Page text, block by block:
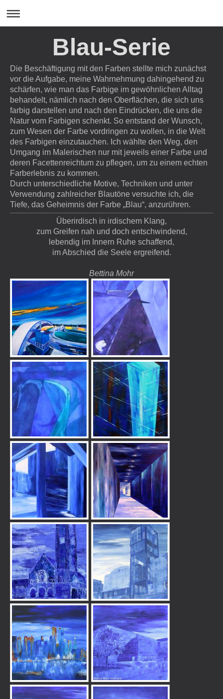
Blau-Serie
Die Beschäftigung mit den Farben stellte mich zunächst
vor die Aufgabe, meine Wahrnehmung dahingehend zu
schärfen, wie man das Farbige im gewöhnlichen Alltag
behandelt, nämlich nach den Oberflächen, die sich uns
farbig darstellen und nach den Eindrücken, die uns die
Natur vom Farbigen schenkt. So entstand der Wunsch,
zum Wesen der Farbe vordringen zu wollen, in die Welt
des Farbigen einzutauchen. Ich wählte den Weg, den
Umgang im Malerischen nur mit jeweils einer Farbe und
deren Facettenreichtum zu pflegen, um zu einem echten
Farberlebnis zu kommen.
Durch unterschiedliche Motive, Techniken und unter
Verwendung zahlreicher Blautöne versuchte ich, die
Tiefe, das Geheimnis der Farbe „Blau“, anzurühren.
Überirdisch in irdischem Klang,
zum Greifen nah und doch entschwindend,
lebendig im Innern Ruhe schaffend,
im Abschied die Seele ergreifend.
Bettina Mohr